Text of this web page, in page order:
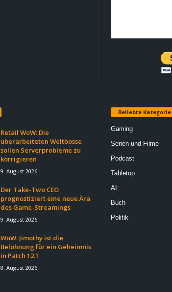
Retail WoW: Die
überarbeiteten Weltbosse
sollen Serverprobleme zu
korrigieren
9. August 2026
Der Take-Two CEO
prognostiziert eine neue Ära
des Game-Streamings
9. August 2026
WoW: Jimothy ist die
Belohnung für ein Geheimnis
in Patch 12.1
8. August 2026
Beliebte Kategorie
Gaming
Serien und Filme
Podcast
Tabletop
AI
Buch
Politik